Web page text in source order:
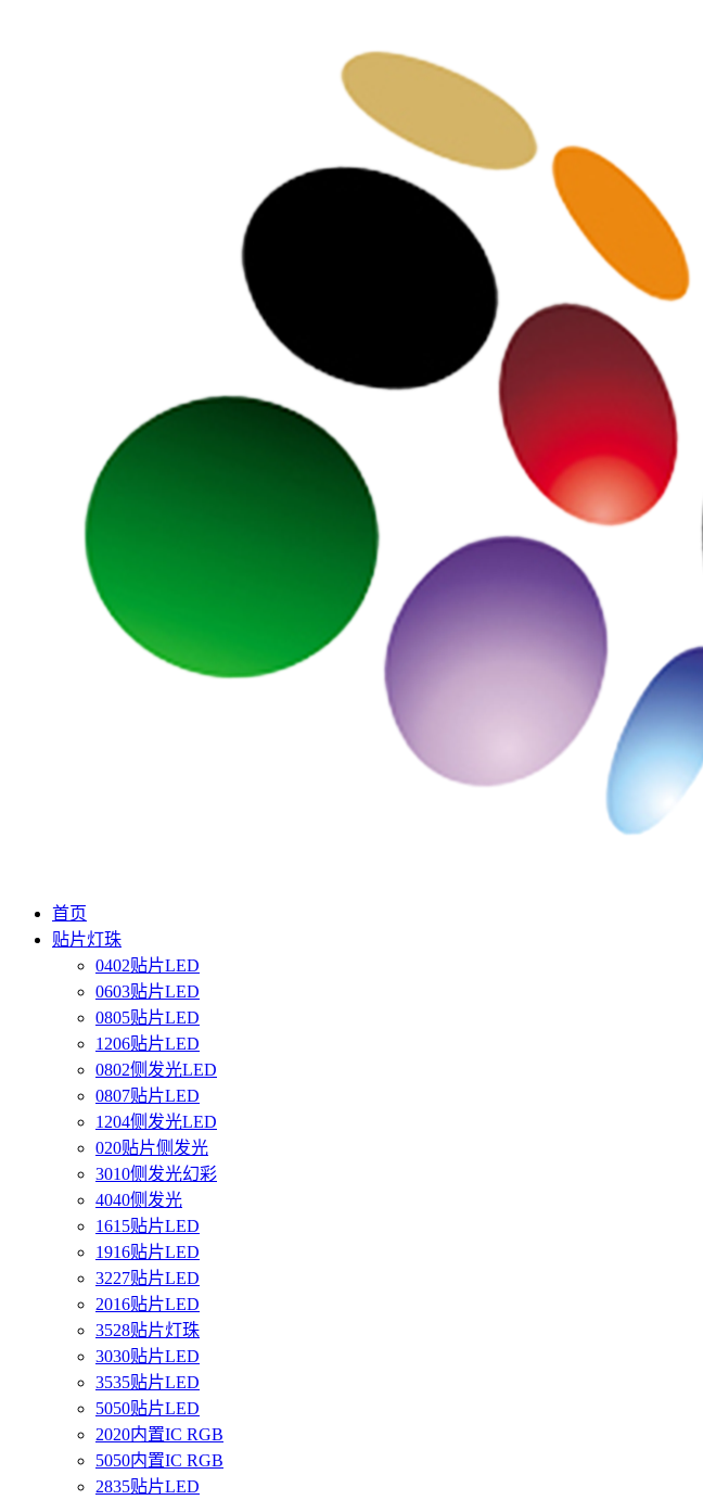
首页
贴片灯珠
0402贴片LED
0603贴片LED
0805贴片LED
1206贴片LED
0802侧发光LED
0807贴片LED
1204侧发光LED
020贴片侧发光
3010侧发光幻彩
4040侧发光
1615贴片LED
1916贴片LED
3227贴片LED
2016贴片LED
3528贴片灯珠
3030贴片LED
3535贴片LED
5050贴片LED
2020内置IC RGB
5050内置IC RGB
2835贴片LED